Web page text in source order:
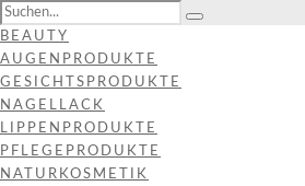
BEAUTY
AUGENPRODUKTE
GESICHTSPRODUKTE
NAGELLACK
LIPPENPRODUKTE
PFLEGEPRODUKTE
NATURKOSMETIK